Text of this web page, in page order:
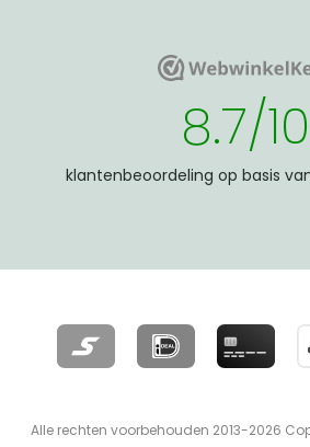
WebwinkelKeurWebwinkelKeur
8.7/10
klantenbeoordeling op basis
Alle rechten voorbehouden 2013-2026